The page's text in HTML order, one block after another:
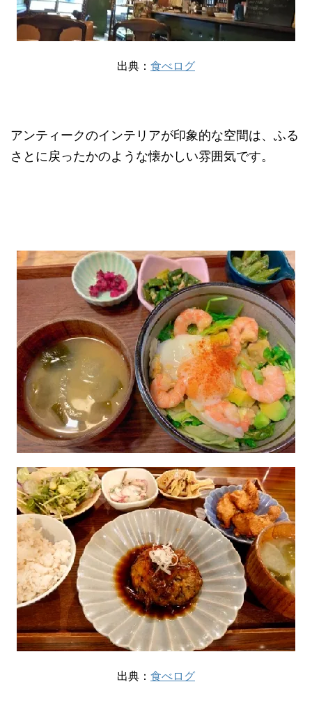
出典： 食べログ
アンティークのインテリアが印象的な空間は、ふる
さとに戻ったかのような懐かしい雰囲気です。
出典： 食べログ